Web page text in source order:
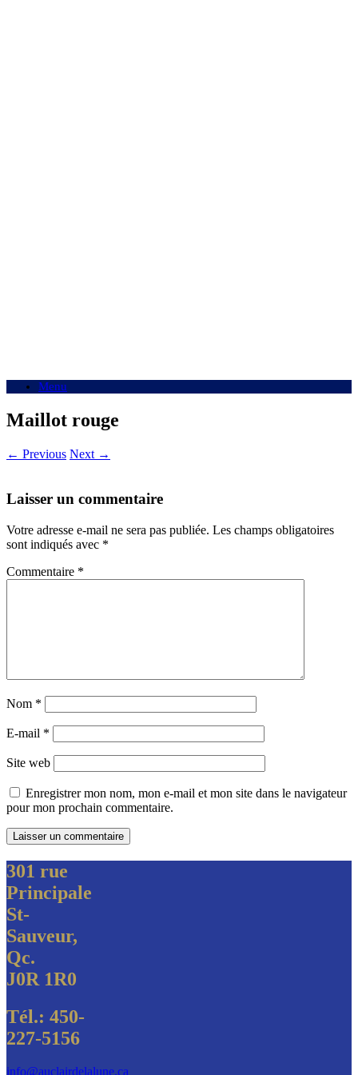
Menu
Maillot rouge
← Previous Next →
Laisser un commentaire
Votre adresse e-mail ne sera pas publiée. Les champs obligatoires
sont indiqués avec *
Commentaire *
Nom *
E-mail *
Site web
Enregistrer mon nom, mon e-mail et mon site dans le navigateur
pour mon prochain commentaire.
301 rue
Principale
St-
Sauveur,
Qc.
J0R 1R0
Tél.: 450-
227-5156
info@auclairdelalune.ca